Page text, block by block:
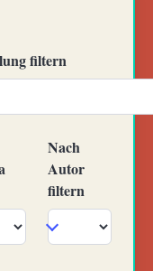
filtern
Nach
Autor
filtern